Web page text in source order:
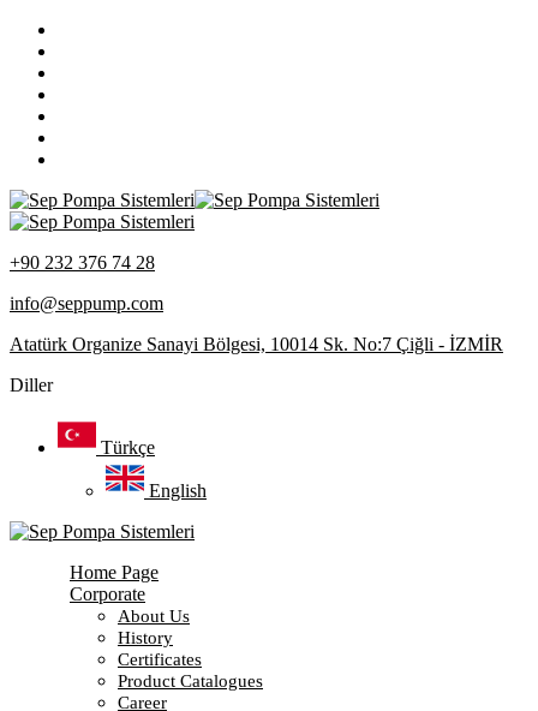
+90 232 376 74 28
info@seppump.com
Atatürk Organize Sanayi Bölgesi, 10014 Sk. No:7 Çiğli - İZMİR
Diller
Türkçe
English
Home Page
Corporate
About Us
History
Certificates
Product Catalogues
Career